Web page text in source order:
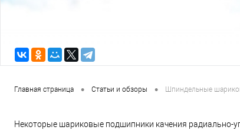
Главная страница • Статьи и обзоры • Шпиндельные
Некоторые шариковые подшипники качения радиально-